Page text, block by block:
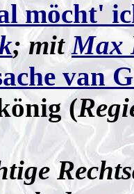
möcht'
; mitMax
van
(